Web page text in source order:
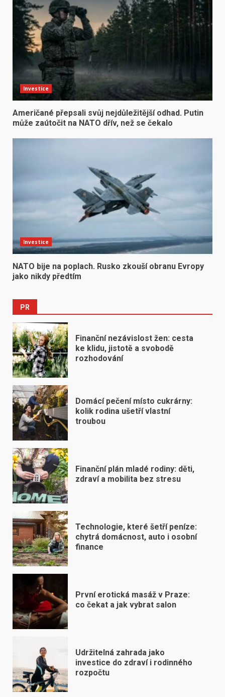
Investice
Američané přepsali svůj nejdůležitější odhad. Putin
může zaútočit na NATO dřív, než se čekalo
Investice
NATO bije na poplach. Rusko zkouší obranu Evropy
jako nikdy předtím
PR
Finanční nezávislost žen: cesta
ke klidu, jistotě a svobodě
rozhodování
Domácí pečení místo cukrárny:
kolik rodina ušetří vlastní
troubou
Finanční plán mladé rodiny: děti,
zdraví a mobilita bez stresu
Technologie, které šetří peníze:
chytrá domácnost, auto i osobní
finance
První erotická masáž v Praze:
co čekat a jak vybrat salon
Udržitelná zahrada jako
investice do zdraví i rodinného
rozpočtu